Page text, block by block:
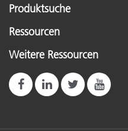
Produktsuche
Ressourcen
Weitere Ressourcen